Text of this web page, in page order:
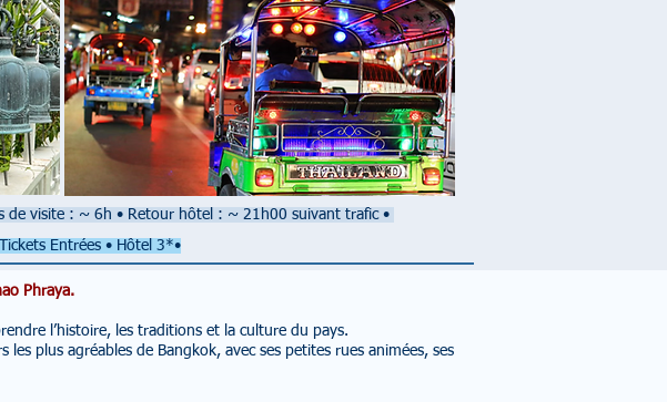
de visite : ~ 6h • Retour hôtel : ~ 21h00 suivant trafic •
Entrées • Hôtel 3*•
Phraya.
l’histoire, les traditions et la culture du pays.
plus agréables de Bangkok, avec ses petites rues animées, ses